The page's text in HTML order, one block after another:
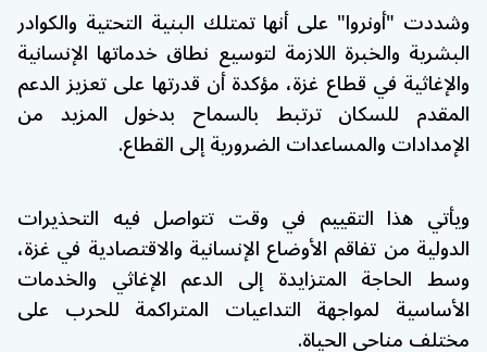
وشددت "أونروا" على أنها تمتلك البنية التحتية والكوادر
البشرية والخبرة اللازمة لتوسيع نطاق خدماتها الإنسانية
والإغاثية في قطاع غزة، مؤكدة أن قدرتها على تعزيز الدعم
المقدم للسكان ترتبط بالسماح بدخول المزيد من
الإمدادات والمساعدات الضرورية إلى القطاع.
ويأتي هذا التقييم في وقت تتواصل فيه التحذيرات
الدولية من تفاقم الأوضاع الإنسانية والاقتصادية في غزة،
وسط الحاجة المتزايدة إلى الدعم الإغاثي والخدمات
الأساسية لمواجهة التداعيات المتراكمة للحرب على
مختلف مناحي الحياة.